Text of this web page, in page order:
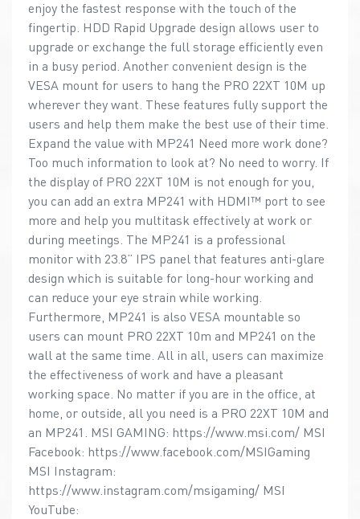
enjoy the fastest response with the touch of the
fingertip. HDD Rapid Upgrade design allows user to
upgrade or exchange the full storage efficiently even
in a busy period. Another convenient design is the
VESA mount for users to hang the PRO 22XT 10M up
wherever they want. These features fully support the
users and help them make the best use of their time.
Expand the value with MP241 Need more work done?
Too much information to look at? No need to worry. If
the display of PRO 22XT 10M is not enough for you,
you can add an extra MP241 with HDMI™ port to see
more and help you multitask effectively at work or
during meetings. The MP241 is a professional
monitor with 23.8” IPS panel that features anti-glare
design which is suitable for long-hour working and
can reduce your eye strain while working.
Furthermore, MP241 is also VESA mountable so
users can mount PRO 22XT 10m and MP241 on the
wall at the same time. All in all, users can maximize
the effectiveness of work and have a pleasant
working space. No matter if you are in the office, at
home, or outside, all you need is a PRO 22XT 10M and
an MP241. MSI GAMING: https://www.msi.com/ MSI
Facebook: https://www.facebook.com/MSIGaming
MSI Instagram:
https://www.instagram.com/msigaming/ MSI
YouTube: